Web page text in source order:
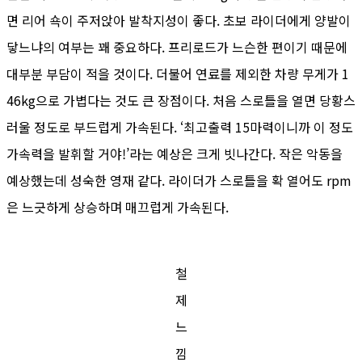
면 리어 쇽이 주저앉아 발착지성이 좋다. 초보 라이더에게 양발이
닿느냐의 여부는 꽤 중요하다. 프리로드가 느슨한 편이기 때문에
대부분 부담이 적을 것이다. 더불어 연료를 제외한 차량 무게가 1
46kg으로 가볍다는 것도 큰 장점이다. 처음 스로틀을 열면 당황스
러울 정도로 부드럽게 가속된다. ‘최고출력 15마력이니까 이 정도
가속력을 발휘할 거야!’라는 예상은 크게 빗나간다. 작은 악동을
예상했는데 성숙한 영재 같다. 라이더가 스로틀을 확 열어도 rpm
은 느긋하게 상승하며 매끄럽게 가속된다.
철
제
느
낌